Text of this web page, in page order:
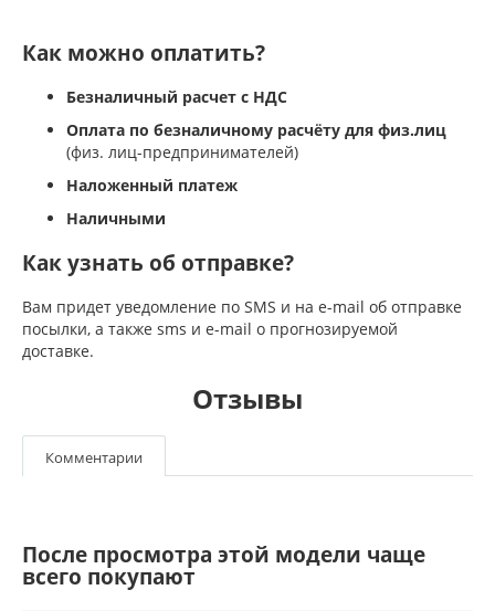
Как можно оплатить?
Безналичный расчет с НДС
Оплата по безналичному расчёту для физ.лиц
(физ. лиц-предпринимателей)
Наложенный платеж
Наличными
Как узнать об отправке?
Вам придет уведомление по SMS и на e-mail об отправке
посылки, а также sms и e-mail о прогнозируемой
доставке.
Отзывы
Комментарии
После просмотра этой модели чаще
всего покупают